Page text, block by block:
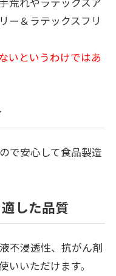
ー＆ラテックスフリ
いというわけではあ
で安心して食品製造
した品質
不浸透性、抗がん剤
いただけます。